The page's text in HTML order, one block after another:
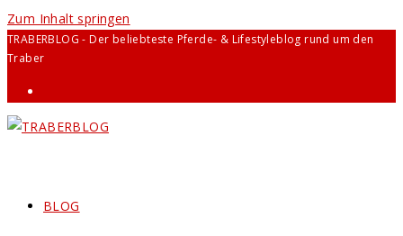
Zum Inhalt springen
TRABERBLOG - Der beliebteste Pferde- & Lifestyleblog rund um den
Traber
BLOG